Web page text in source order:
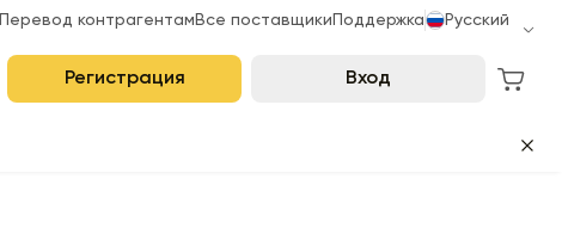
Перевод контрагентам Все поставщики Поддержка Русский
Регистрация Вход